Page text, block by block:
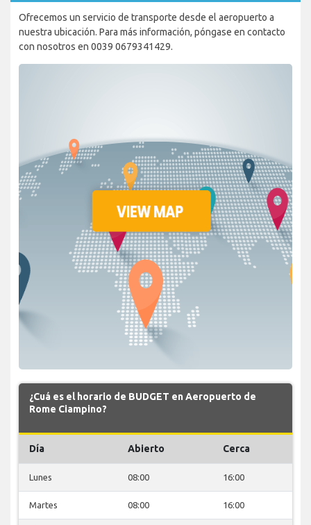
Ofrecemos un servicio de transporte desde el aeropuerto a
nuestra ubicación. Para más información, póngase en contacto
con nosotros en 0039 0679341429.
¿Cuá es el horario de BUDGET en Aeropuerto de
Rome Ciampino?
Día Abierto Cerca
Lunes 08:00 16:00
Martes 08:00 16:00